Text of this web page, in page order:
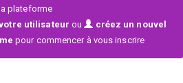
plateforme
utilisateur ou
créez un nouvel
pour commencer à vous inscrire